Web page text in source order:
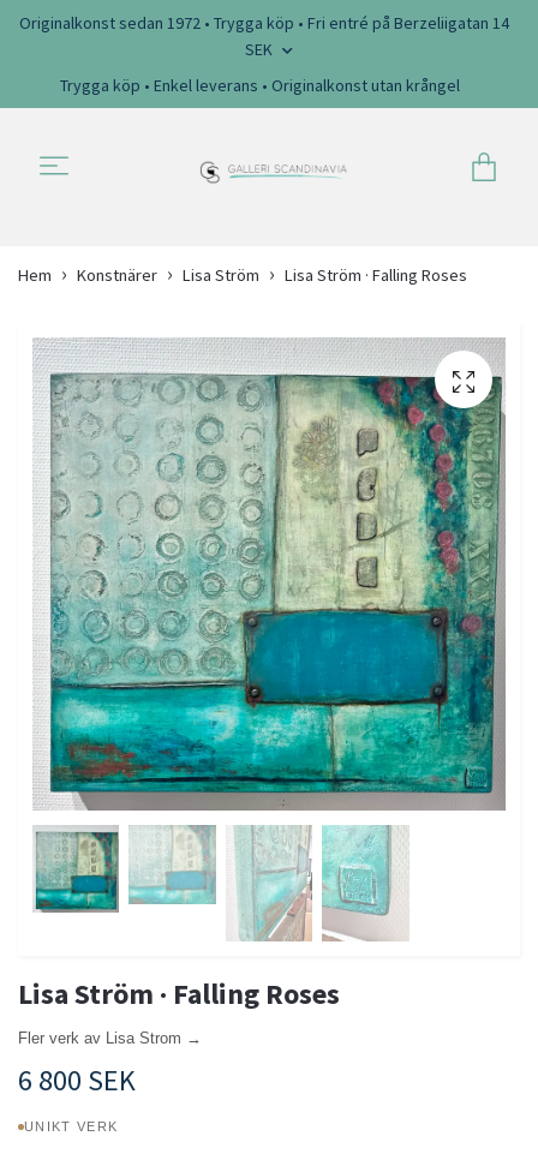
Originalkonst sedan 1972 • Trygga köp • Fri entré på Berzeliigatan 14
SEK
Trygga köp • Enkel leverans • Originalkonst utan krångel
Hem Konstnärer Lisa Ström Lisa Ström · Falling Roses
Lisa Ström · Falling Roses
Fler verk av Lisa Strom →
6 800 SEK
UNIKT VERK